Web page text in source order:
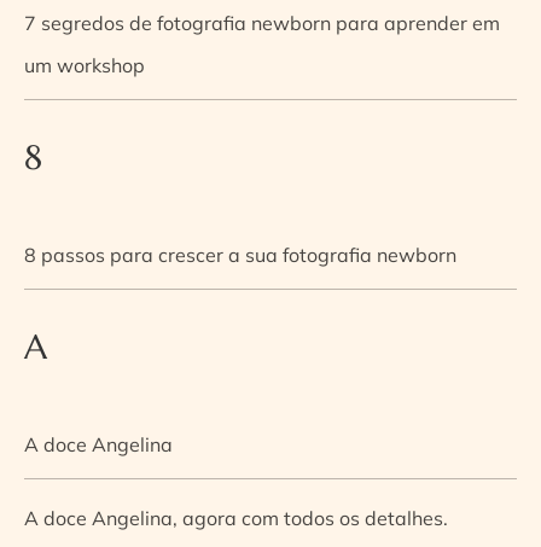
7 segredos de fotografia newborn para aprender em
um workshop
8
8 passos para crescer a sua fotografia newborn
A
A doce Angelina
A doce Angelina, agora com todos os detalhes.